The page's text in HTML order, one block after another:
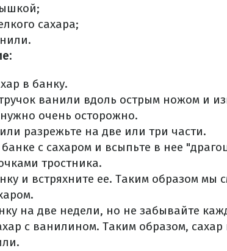
сахара;
в банку.
ванили вдоль острым ножом и
очень осторожно.
разрежьте на две или три части.
банке с сахаром и всыпьте в нее
тростника.
и встряхните ее. Таким образом мы
на две недели, но не забывайте
с ванилином. Таким образом,